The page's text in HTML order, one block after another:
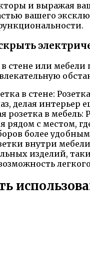
и выражая
вашего
стене или
в стене:
делая
розетка в
рядом с местом,
более
внутри
изделий,